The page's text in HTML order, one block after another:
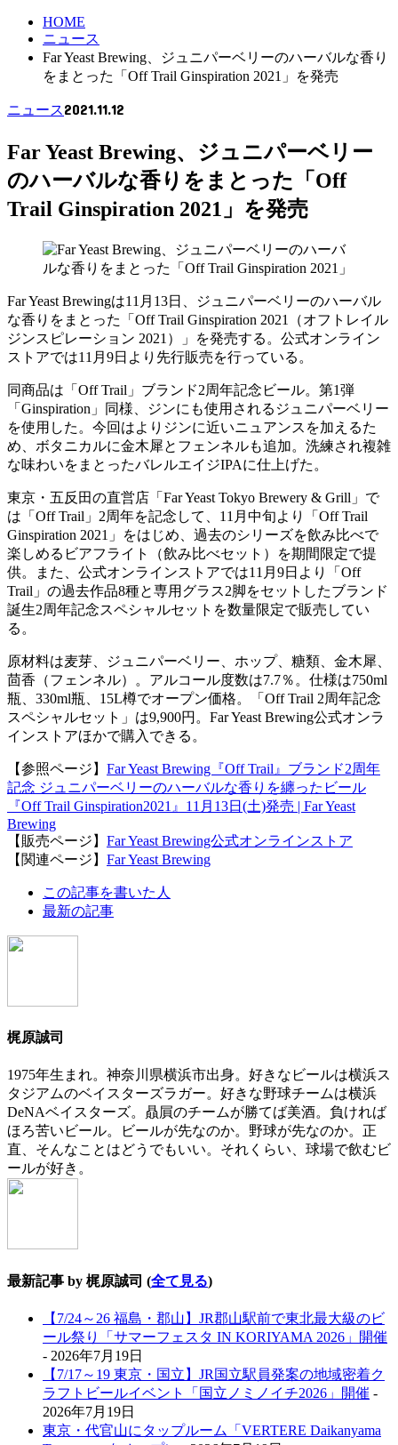
HOME
ニュース
Far Yeast Brewing、ジュニパーベリーのハーバルな香り
をまとった「Off Trail Ginspiration 2021」を発売
ニュース2021.11.12
Far Yeast Brewing、ジュニパーベリー
のハーバルな香りをまとった「Off
Trail Ginspiration 2021」を発売
Far Yeast Brewingは11月13日、ジュニパーベリーのハーバル
な香りをまとった「Off Trail Ginspiration 2021（オフトレイル
ジンスピレーション 2021）」を発売する。公式オンライン
ストアでは11月9日より先行販売を行っている。
同商品は「Off Trail」ブランド2周年記念ビール。第1弾
「Ginspiration」同様、ジンにも使用されるジュニパーベリー
を使用した。今回はよりジンに近いニュアンスを加えるた
め、ボタニカルに金木犀とフェンネルも追加。洗練され複雑
な味わいをまとったバレルエイジIPAに仕上げた。
東京・五反田の直営店「Far Yeast Tokyo Brewery & Grill」で
は「Off Trail」2周年を記念して、11月中旬より「Off Trail
Ginspiration 2021」をはじめ、過去のシリーズを飲み比べで
楽しめるビアフライト（飲み比べセット）を期間限定で提
供。また、公式オンラインストアでは11月9日より「Off
Trail」の過去作品8種と専用グラス2脚をセットしたブランド
誕生2周年記念スペシャルセットを数量限定で販売してい
る。
原材料は麦芽、ジュニパーベリー、ホップ、糖類、金木犀、
茴香（フェンネル）。アルコール度数は7.7％。仕様は750ml
瓶、330ml瓶、15L樽でオープン価格。「Off Trail 2周年記念
スペシャルセット」は9,900円。Far Yeast Brewing公式オンラ
インストアほかで購入できる。
【参照ページ】 Far Yeast Brewing『Off Trail』ブランド2周年
記念 ジュニパーベリーのハーバルな香りを纏ったビール
『Off Trail Ginspiration2021』11月13日(土)発売 | Far Yeast
Brewing
【販売ページ】 Far Yeast Brewing公式オンラインストア
【関連ページ】 Far Yeast Brewing
following
tabs
change
この記事を書いた人
最新の記事
梶原誠司
1975年生まれ。神奈川県横浜市出身。好きなビールは横浜ス
タジアムのベイスターズラガー。好きな野球チームは横浜
DeNAベイスターズ。贔屓のチームが勝てば美酒。負ければ
ほろ苦いビール。ビールが先なのか。野球が先なのか。正
直、そんなことはどうでもいい。それくらい、球場で飲むビ
ールが好き。
最新記事 by 梶原誠司 (全て見る)
【7/24～26 福島・郡山】JR郡山駅前で東北最大級のビ
ール祭り「サマーフェスタ IN KORIYAMA 2026」開催
- 2026年7月19日
【7/17～19 東京・国立】JR国立駅員発案の地域密着ク
ラフトビールイベント「国立ノミノイチ2026」開催 -
2026年7月19日
東京・代官山にタップルーム「VERTERE Daikanyama